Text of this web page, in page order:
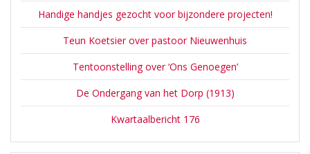
Handige handjes gezocht voor bijzondere projecten!
Teun Koetsier over pastoor Nieuwenhuis
Tentoonstelling over ‘Ons Genoegen’
De Ondergang van het Dorp (1913)
Kwartaalbericht 176